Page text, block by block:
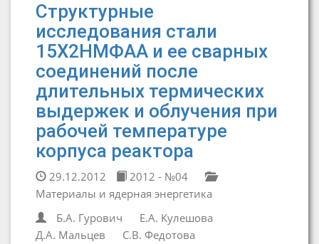
Cтруктурные
исследования стали
15Х2НМФАА и ее сварных
соединений после
длительных термических
выдержек и облучения при
рабочей температуре
корпуса реактора
29.12.2012
2012 - №04
Материалы и ядерная энергетика
Б.А. Гурович
Е.А. Кулешова
Д.А. Мальцев
С.В. Федотова